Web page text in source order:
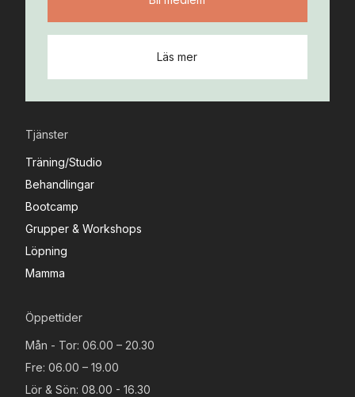
Tjänster
Träning/Studio
Behandlingar
Bootcamp
Grupper & Workshops
Löpning
Mamma
Öppettider
Mån - Tor: 06.00 – 20.30
Fre: 06.00 – 19.00
Lör & Sön: 08.00 - 16.30
Läs mer